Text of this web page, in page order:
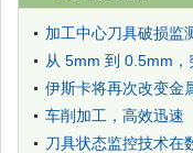
加工中心刀具破损监
从 5mm 到 0.5mm
伊斯卡将再次改变金
车削加工，高效迅速
刀具状态监控技术在